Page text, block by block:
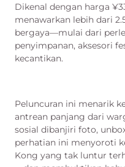
Dikenal dengan harga
menawarkan lebih dari
bergaya—mulai dari
penyimpanan, aksesori
kecantikan.
Peluncuran ini menarik
antrean panjang dari
sosial dibanjiri foto,
perhatian ini menyoroti
Kong yang tak luntur